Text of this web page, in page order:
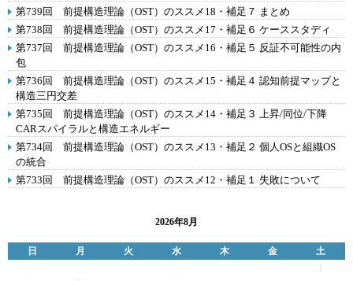
第739回 前提構造理論（OST）のススメ18・補足７ まとめ
第738回 前提構造理論（OST）のススメ17・補足６ ケーススタディ
第737回 前提構造理論（OST）のススメ16・補足５ 反証不可能性の内
包
第736回 前提構造理論（OST）のススメ15・補足４ 認知前提マップと
構造三円交差
第735回 前提構造理論（OST）のススメ14・補足３ 上昇/同位/下降
CARスパイラルと構造エネルギー
第734回 前提構造理論（OST）のススメ13・補足２ 個人OSと組織OS
の統合
第733回 前提構造理論（OST）のススメ12・補足１ 失敗について
2026年8月
日 月 火 水 木 金
土